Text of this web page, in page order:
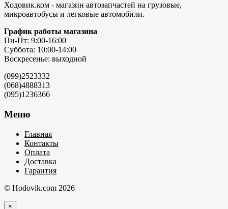
Ходовик.ком - магазин автозапчастей на грузовые,
микроавтобусы и легковые автомобили.
График работы магазина
Пн-Пт: 9:00-16:00
Суббота: 10:00-14:00
Воскресенье: выходной
(099)2523332
(068)4888313
(095)1236366
Меню
Главная
Контакты
Оплата
Доставка
Гарантия
© Hodovik.com 2026
×